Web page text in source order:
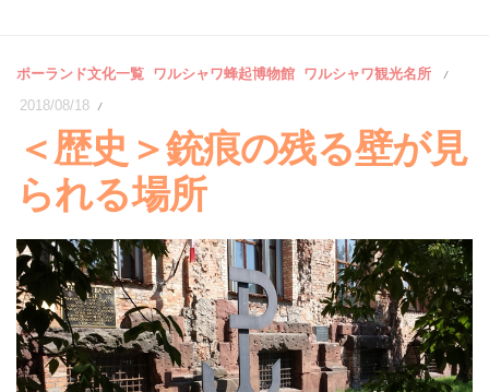
ポーランド文化一覧 ワルシャワ蜂起博物館 ワルシャワ観光名所 /
2018/08/18 /
＜歴史＞銃痕の残る壁が見
られる場所